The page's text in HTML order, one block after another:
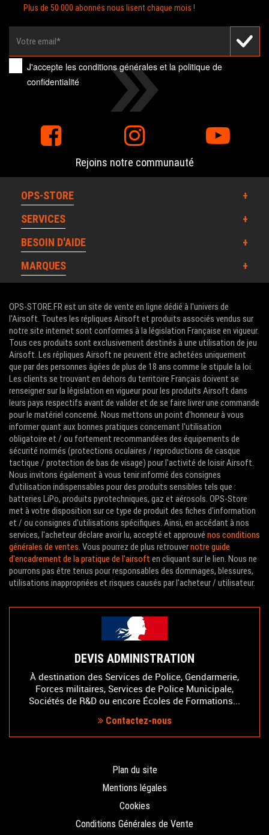
Plus de 50 000 abonnés nous lisent chaque mois !
J'accepte lesconditions générales et lapolitique de
confidentialité
Rejoins notre communauté
OPS-STORE
SERVICES
BESOIN D'AIDE
MARQUES
OPS-STORE.FR est un site de vente en ligne dédié à l'univers de
l'Airsoft. Toutes les répliques Airsoft et produits associés vendus sur
notre site internet sont conformes à la législation Française en vigueur.
Tous ces produits sont exclusivement destinés à une utilisation de jeu
Airsoft. Les répliques Airsoft ne peuvent être achetées uniquement
que par des personnes âgées de plus de 18 ans comme le stipule la loi.
Les clients se trouvant en dehors du territoire Français doivent se
renseigner sur la législation en vigueur pour les produits Airsoft dans
leurs pays respectifs avant de valider et de se faire livrer une commande
pour le matériel concerné. Nous mettons un point d'honneur à vous
informer quant aux bonnes pratiques concernant l'utilisation
obligatoire et / ou fortement recommandées des équipements de
sécurité normés (protections oculaires / reproductions de casque
tactique / protection de bas de visage) pour l'activité de loisir Airsoft.
Nous invitons également à vous tenir informé des consignes
d'utilisation indispensables pour des produits sensibles tels que :
batteries LiPo, produits pyrotechniques, gaz et aérosols. OPS-Store
met à votre disposition sur ce type de produit des fiches d'information
et / ou consignes d'utilisations spécifiques. Ainsi, en accédant à nos
services, l'acheteur déclare avoir lu, accepté et approuvé nos conditions
générales de ventes. Vous pourrez de plus retrouvernotre guide
d'encadrement de la pratique de l'airsoft en cliquant sur le lien. Nous ne
pourrons pas être tenus pour responsables des dommages, blessures,
utilisations inappropriées et risques causés par l'acheteur / utilisateur.
DEVIS ADMINISTRATION
À destination des Services de Police, Gendarmerie,
Forces militaires, Services de Police Municipale,
Sociétés de R&D ou encore Écoles de Formations...
Contactez-nous
Plan du site
Mentions légales
Cookies
Conditions Générales de Vente